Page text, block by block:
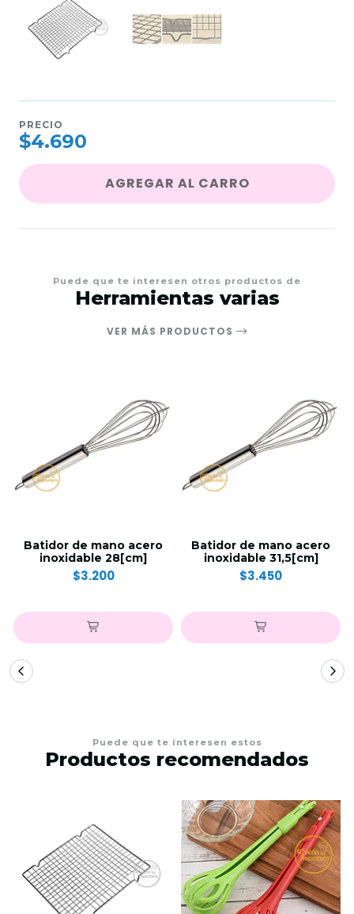
PRECIO
$4.690
AGREGAR AL CARRO
Puede que te interesen otros productos de
Herramientas varias
VER MÁS PRODUCTOS
Batidor de mano acero
inoxidable 28[cm]
$3.200
Batidor de mano acero
inoxidable 31,5[cm]
$3.450
Puede que te interesen estos
Productos recomendados